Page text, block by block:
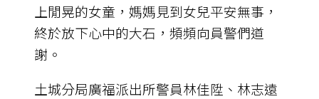
上閒晃的女童，媽媽見到女兒平安無事，
終於放下心中的大石，頻頻向員警們道
謝。
土城分局廣福派出所警員林佳陞、林志遠